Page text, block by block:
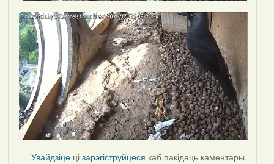
Увайдзіце цізарэгіструйцеся каб пакідаць каментары.